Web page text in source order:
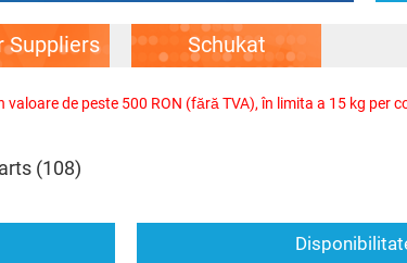
Suppliers Schukat
de peste 500 RON (fără TVA), în limita a 15 kg per
(108)